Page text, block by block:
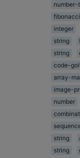
number-
fibonacci
integer
string
string
code-
array-
image-
number
string
string